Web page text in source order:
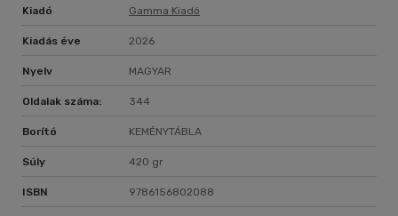
Kiadó Gamma Kiadó
Kiadás éve 2026
Nyelv MAGYAR
Oldalak száma: 344
Borító KEMÉNYTÁBLA
Súly 420 gr
ISBN 9786156802088